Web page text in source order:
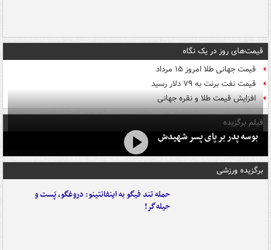
قیمت‌های روز در یک نگاه
قیمت جهانی طلا امروز ۱۵ مرداد
قیمت نفت برنت به ۷۹ دلار رسید
افزایش قیمت طلا و نقره جهانی
فیلم برگزیده
بوسه‌ پدر بر پای پسر شهیدش
برگزیده ورزشی
حمله تند فیگو به اینفانتینو: دروغگو، پَست‌ و
حیله‌گر!